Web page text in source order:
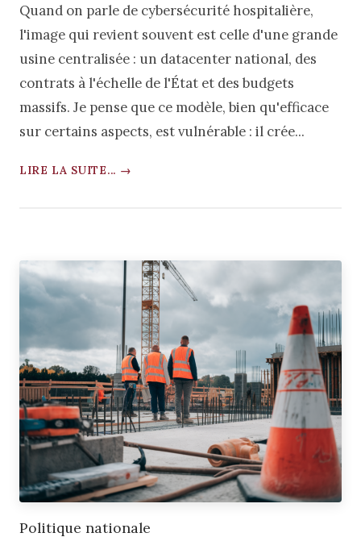
Quand on parle de cybersécurité hospitalière,
l'image qui revient souvent est celle d'une grande
usine centralisée : un datacenter national, des
contrats à l'échelle de l'État et des budgets
massifs. Je pense que ce modèle, bien qu'efficace
sur certains aspects, est vulnérable : il crée...
LIRE LA SUITE... →
Politique nationale